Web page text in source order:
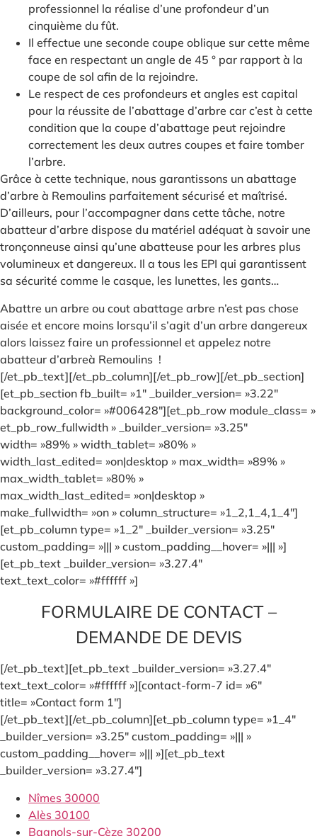
professionnel la réalise d’une profondeur d’un
cinquième du fût.
Il effectue une seconde coupe oblique sur cette même
face en respectant un angle de 45 ° par rapport à la
coupe de sol afin de la rejoindre.
Le respect de ces profondeurs et angles est capital
pour la réussite de l’abattage d’arbre car c’est à cette
condition que la coupe d’abattage peut rejoindre
correctement les deux autres coupes et faire tomber
l’arbre.
Grâce à cette technique, nous garantissons un abattage
d’arbre à Remoulins parfaitement sécurisé et maîtrisé.
D’ailleurs, pour l’accompagner dans cette tâche, notre
abatteur d’arbre dispose du matériel adéquat à savoir une
tronçonneuse ainsi qu’une abatteuse pour les arbres plus
volumineux et dangereux. Il a tous les EPI qui garantissent
sa sécurité comme le casque, les lunettes, les gants…
Abattre un arbre ou cout abattage arbre n’est pas chose
aisée et encore moins lorsqu’il s’agit d’un arbre dangereux
alors laissez faire un professionnel et appelez notre
abatteur d’arbreà Remoulins !
[/et_pb_text][/et_pb_column][/et_pb_row][/et_pb_section]
[et_pb_section fb_built= »1″ _builder_version= »3.22″
background_color= »#006428″][et_pb_row module_class= »
et_pb_row_fullwidth » _builder_version= »3.25″
width= »89% » width_tablet= »80% »
width_last_edited= »on|desktop » max_width= »89% »
max_width_tablet= »80% »
max_width_last_edited= »on|desktop »
make_fullwidth= »on » column_structure= »1_2,1_4,1_4″]
[et_pb_column type= »1_2″ _builder_version= »3.25″
custom_padding= »||| » custom_padding__hover= »||| »]
[et_pb_text _builder_version= »3.27.4″
text_text_color= »#ffffff »]
FORMULAIRE DE CONTACT –
DEMANDE DE DEVIS
[/et_pb_text][et_pb_text _builder_version= »3.27.4″
text_text_color= »#ffffff »][contact-form-7 id= »6″
title= »Contact form 1″]
[/et_pb_text][/et_pb_column][et_pb_column type= »1_4″
_builder_version= »3.25″ custom_padding= »||| »
custom_padding__hover= »||| »][et_pb_text
_builder_version= »3.27.4″]
Nîmes 30000
Alès 30100
Bagnols-sur-Cèze 30200